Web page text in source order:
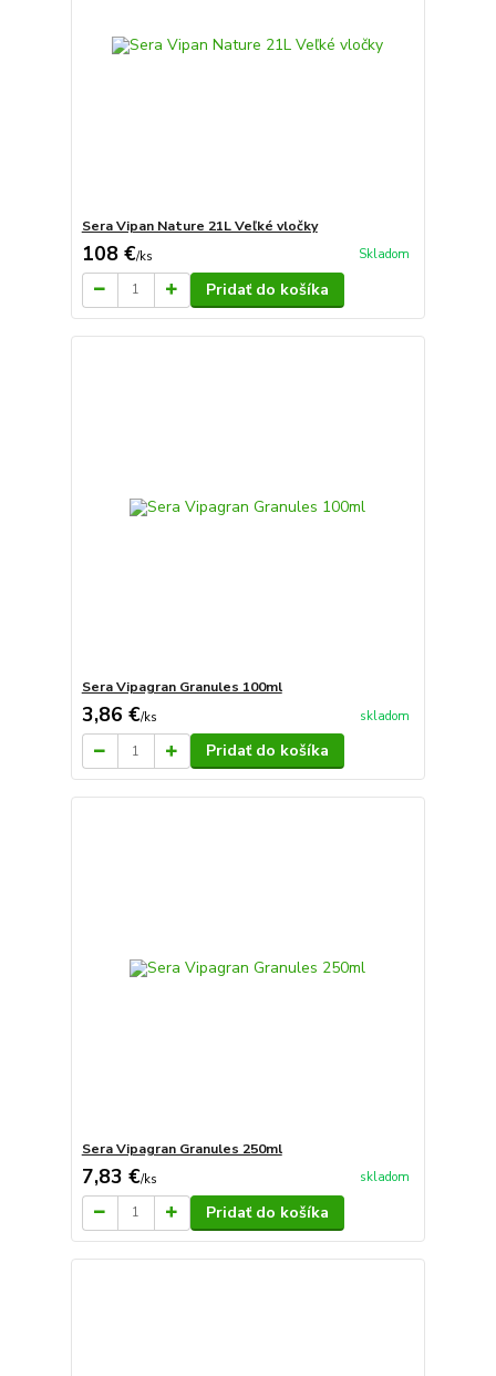
Sera Vipan Nature 21L Veľké vločky
108 €/ks Skladom
Pridať do košíka
Sera Vipagran Granules 100ml
3,86 €/ks skladom
Pridať do košíka
Sera Vipagran Granules 250ml
7,83 €/ks skladom
Pridať do košíka